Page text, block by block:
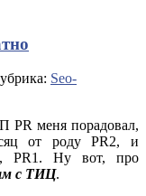
Seo-
PR меня порадовал,
от роду PR2, и
PR1. Ну вот, про
с ТИЦ.